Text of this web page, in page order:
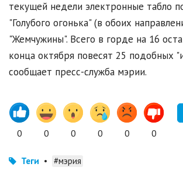
текущей недели электронные табло
"Голубого огонька" (в обоих
"Жемчужины". Всего в горде на 16
конца октября повесят 25 подобных
сообщает пресс-служба мэрии.
0 0 0 0 0 0
Теги • #мэрия